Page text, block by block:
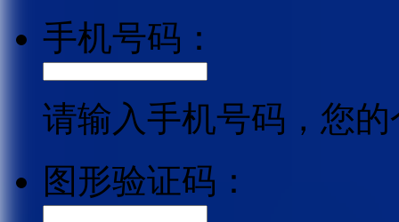
手机号码：
请输入手机号码，您
图形验证码：